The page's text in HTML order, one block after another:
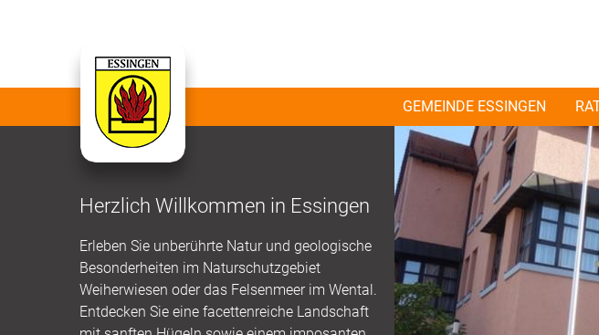
GEMEINDE ESSINGEN
Herzlich Willkommen in Essingen
Erleben Sie unberührte Natur und geologische
Besonderheiten im Naturschutzgebiet
Weiherwiesen oder das Felsenmeer im Wental.
Entdecken Sie eine facettenreiche Landschaft